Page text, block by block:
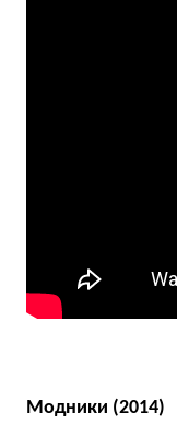
Модники (2014)